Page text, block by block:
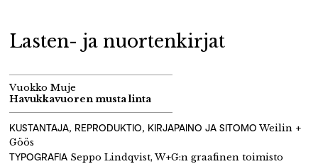
Lasten- ja nuortenkirjat
Vuokko Muje
Havukkavuoren musta linta
KUSTANTAJA, REPRODUKTIO, KIRJAPAINO JA SITOMOWeilin +
Göös
TYPOGRAFIA Seppo Lindqvist, W+G:n graafinen toimisto